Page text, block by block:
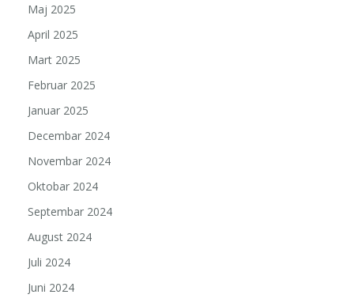
Maj 2025
April 2025
Mart 2025
Februar 2025
Januar 2025
Decembar 2024
Novembar 2024
Oktobar 2024
Septembar 2024
August 2024
Juli 2024
Juni 2024